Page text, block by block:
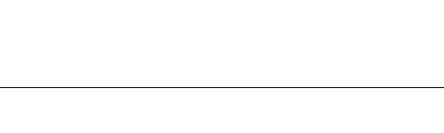
окутывает
к «сердцу»